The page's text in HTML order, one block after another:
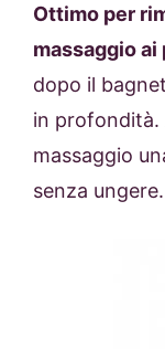
Ottimo per
massaggio ai
dopo il
in profondità.
massaggio
senza ungere.